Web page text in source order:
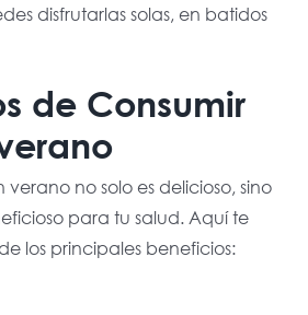
disfrutarlas solas, en batidos
de Consumir
verano no solo es delicioso, sino
para tu salud. Aquí te
los principales beneficios: